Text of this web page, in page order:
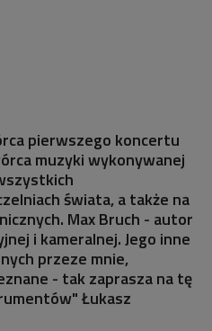
pierwszego koncertu
muzyki wykonywanej
świata, a także na
Max Bruch - autor
i kameralnej. Jego inne
przeze mnie,
- tak zaprasza na tę
Łukasz